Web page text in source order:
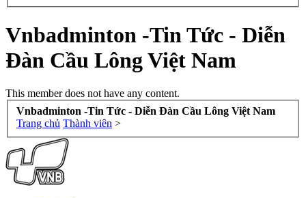
Vnbadminton -Tin Tức - Diễn
Đàn Cầu Lông Việt Nam
This member does not have any content.
Vnbadminton -Tin Tức - Diễn Đàn Cầu Lông Việt Nam
Trang chủ Thành viên >